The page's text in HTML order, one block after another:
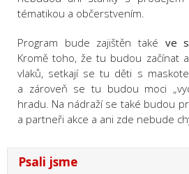
tématikou a občerstvením.
Program bude zajištěn také ve
Kromě toho, že tu budou začínat
vlaků, setkají se tu děti s
a zároveň se tu budou moci
hradu. Na nádraží se také budou
a partneři akce a ani zde nebude
Psali jsme